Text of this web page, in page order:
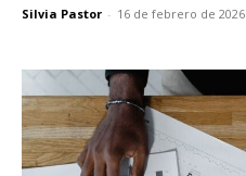
Silvia Pastor - 16 de febrero de 2026